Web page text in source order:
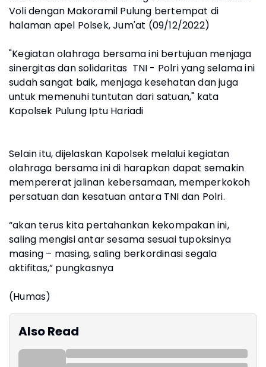
Voli dengan Makoramil Pulung bertempat di
halaman apel Polsek, Jum'at (09/12/2022)
"Kegiatan olahraga bersama ini bertujuan menjaga
sinergitas dan solidaritas TNI - Polri yang selama ini
sudah sangat baik, menjaga kesehatan dan juga
untuk memenuhi tuntutan dari satuan," kata
Kapolsek Pulung Iptu Hariadi
Selain itu, dijelaskan Kapolsek melalui kegiatan
olahraga bersama ini di harapkan dapat semakin
mempererat jalinan kebersamaan, memperkokoh
persatuan dan kesatuan antara TNI dan Polri.
“akan terus kita pertahankan kekompakan ini,
saling mengisi antar sesama sesuai tupoksinya
masing – masing, saling berkordinasi segala
aktifitas,” pungkasnya
(Humas)
Also Read